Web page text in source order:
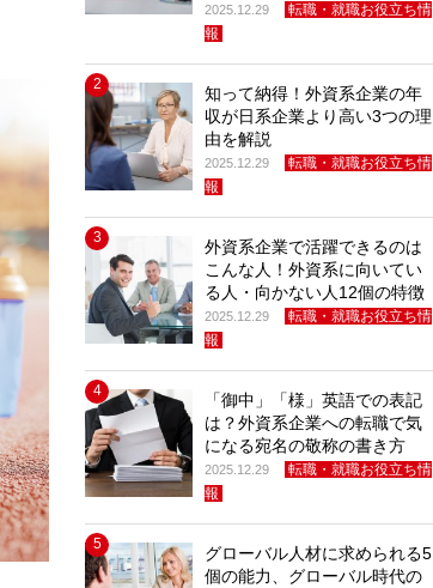
2025.12.29
転職・就職お役立ち情
報
2
知って納得！外資系企業の年
収が日系企業より高い3つの理
由を解説
2025.12.29
転職・就職お役立ち情
報
3
外資系企業で活躍できるのは
こんな人！外資系に向いてい
る人・向かない人12個の特徴
2025.12.29
転職・就職お役立ち情
報
4
「御中」「様」英語での表記
は？外資系企業への転職で気
になる宛名の敬称の書き方
2025.12.29
転職・就職お役立ち情
報
5
グローバル人材に求められる5
個の能力、グローバル時代の